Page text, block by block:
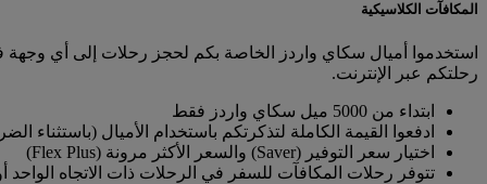
المكافآت الكلاسيكية
استخدموا أميال سكاي واردز الخاصة بكم لحجز رحلات إلى أي وجهة
رحلتكم عبر الإنترنت.
ابتداء من 5000 ميل سكاي واردز فقط
ادفعوا القيمة الكاملة لتذكرتكم باستخدام الأميال (باستثناء
اختيار سعر التوفير (Saver) والسعر الأكثر مرونة (Flex Plus)
تتوفر رحلات المكافآت للسفر في الرحلات ذات الاتجاه الواحد